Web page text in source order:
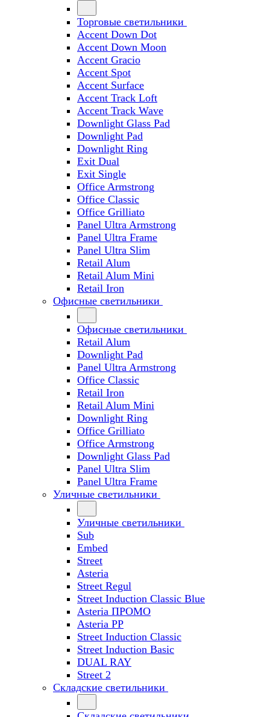
Торговые светильники
Accent Down Dot
Accent Down Moon
Accent Gracio
Accent Spot
Accent Surface
Accent Track Loft
Accent Track Wave
Downlight Glass Pad
Downlight Pad
Downlight Ring
Exit Dual
Exit Single
Office Armstrong
Office Classic
Office Grilliato
Panel Ultra Armstrong
Panel Ultra Frame
Panel Ultra Slim
Retail Alum
Retail Alum Mini
Retail Iron
Офисные светильники
Офисные светильники
Retail Alum
Downlight Pad
Panel Ultra Armstrong
Office Classic
Retail Iron
Retail Alum Mini
Downlight Ring
Office Grilliato
Office Armstrong
Downlight Glass Pad
Panel Ultra Slim
Panel Ultra Frame
Уличные светильники
Уличные светильники
Sub
Embed
Street
Asteria
Street Regul
Street Induction Classic Blue
Asteria ПРОМО
Asteria PP
Street Induction Classic
Street Induction Basic
DUAL RAY
Street 2
Складские светильники